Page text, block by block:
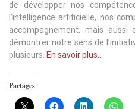
de développer nos
l’intelligence artificielle, nos
accompagnement, mais
démontrer notre sens de
plusieurs. En savoir plus…
Partages